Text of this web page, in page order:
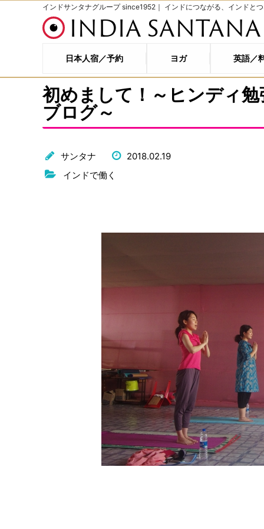
インドサンタナグループ since1952｜ インドにつながる、インドと
INDIA SANTANA
日本人宿／予約 ヨガ 英語／
初めまして！～ヒンディ
ブログ～
サンタナ
2018.02.19
インドで働く